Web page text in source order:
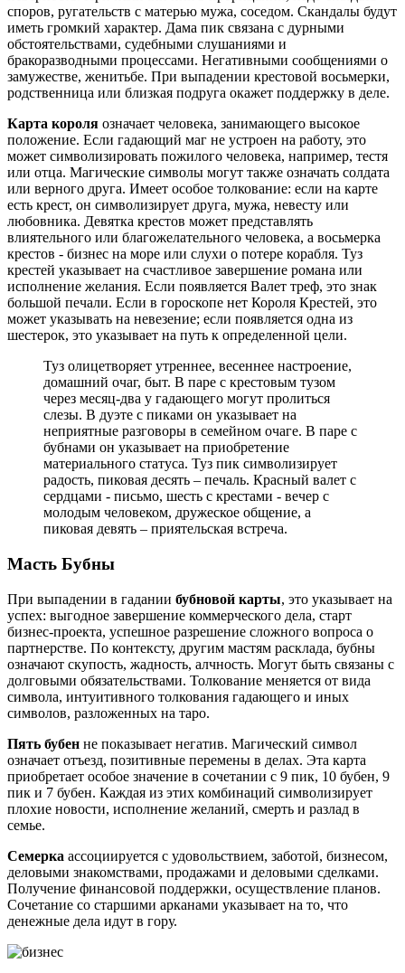
споров, ругательств с матерью мужа, соседом. Скандалы будут
иметь громкий характер. Дама пик связана с дурными
обстоятельствами, судебными слушаниями и
бракоразводными процессами. Негативными сообщениями о
замужестве, женитьбе. При выпадении крестовой восьмерки,
родственница или близкая подруга окажет поддержку в деле.
Карта короля означает человека, занимающего высокое
положение. Если гадающий маг не устроен на работу, это
может символизировать пожилого человека, например, тестя
или отца. Магические символы могут также означать солдата
или верного друга. Имеет особое толкование: если на карте
есть крест, он символизирует друга, мужа, невесту или
любовника. Девятка крестов может представлять
влиятельного или благожелательного человека, а восьмерка
крестов - бизнес на море или слухи о потере корабля. Туз
крестей указывает на счастливое завершение романа или
исполнение желания. Если появляется Валет треф, это знак
большой печали. Если в гороскопе нет Короля Крестей, это
может указывать на невезение; если появляется одна из
шестерок, это указывает на путь к определенной цели.
Туз олицетворяет утреннее, весеннее настроение,
домашний очаг, быт. В паре с крестовым тузом
через месяц-два у гадающего могут пролиться
слезы. В дуэте с пиками он указывает на
неприятные разговоры в семейном очаге. В паре с
бубнами он указывает на приобретение
материального статуса. Туз пик символизирует
радость, пиковая десять – печаль. Красный валет с
сердцами - письмо, шесть с крестами - вечер с
молодым человеком, дружеское общение, а
пиковая девять – приятельская встреча.
Масть Бубны
При выпадении в гадании бубновой карты, это указывает на
успех: выгодное завершение коммерческого дела, старт
бизнес-проекта, успешное разрешение сложного вопроса о
партнерстве. По контексту, другим мастям расклада, бубны
означают скупость, жадность, алчность. Могут быть связаны с
долговыми обязательствами. Толкование меняется от вида
символа, интуитивного толкования гадающего и иных
символов, разложенных на таро.
Пять бубен не показывает негатив. Магический символ
означает отъезд, позитивные перемены в делах. Эта карта
приобретает особое значение в сочетании с 9 пик, 10 бубен, 9
пик и 7 бубен. Каждая из этих комбинаций символизирует
плохие новости, исполнение желаний, смерть и разлад в
семье.
Семерка ассоциируется с удовольствием, заботой, бизнесом,
деловыми знакомствами, продажами и деловыми сделками.
Получение финансовой поддержки, осуществление планов.
Сочетание со старшими арканами указывает на то, что
денежные дела идут в гору.